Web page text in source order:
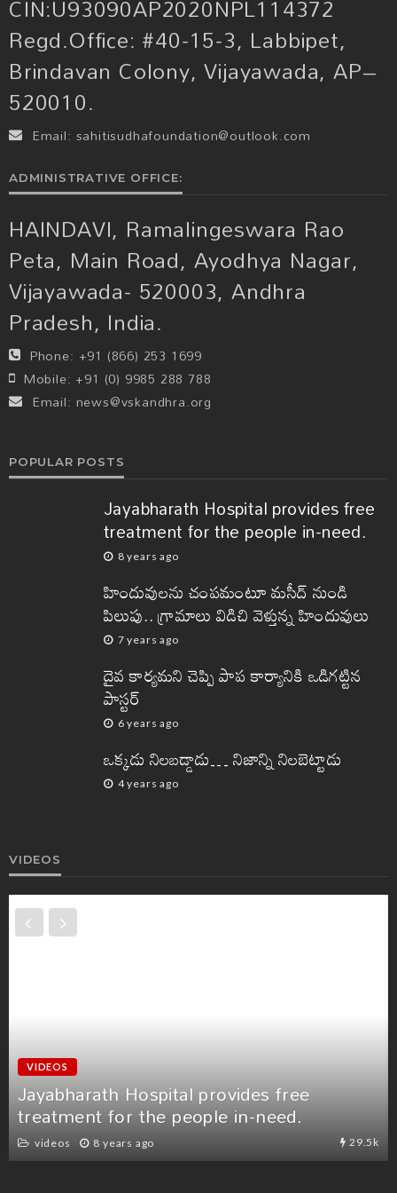
Regd.Office: #40-15-3, Labbipet,
Brindavan Colony, Vijayawada, AP–
520010.
Email: sahitisudhafoundation@outlook.com
ADMINISTRATIVE OFFICE:
HAINDAVI, Ramalingeswara Rao
Peta, Main Road, Ayodhya Nagar,
Vijayawada- 520003, Andhra
Pradesh, India.
Phone: +91 (866) 253 1699
Mobile: +91 (0) 9985 288 788
Email: news@vskandhra.org
POPULAR POSTS
Jayabharath Hospital provides free
treatment for the people in-need.
8 years ago
హిందువులను చంపమంటూ మసీద్ నుండి
పిలుపు.. గ్రామాలు విడిచి వెళ్తున్న హిందువులు
7 years ago
దైవ కార్యమని చెప్పి పాప కార్యానికి ఒడిగట్టిన
పాస్టర్
6 years ago
ఒక్కడు నిలబడ్డాడు… నిజాన్ని నిలబెట్టాడు
4 years ago
VIDEOS
NEWS
రోగ నిరోధక శక్తిని పెంచుకోవడం ఎలా? – ఆరోగ్య
భారతి అఖిలభారత కార్యదర్శి డా. మురళీకృష్ణ
News videos 6 years ago 7.7k